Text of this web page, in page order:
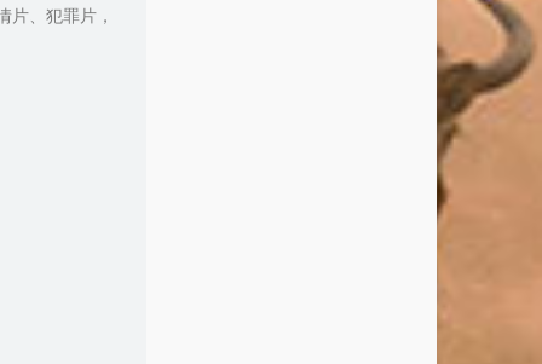
片、犯罪片，